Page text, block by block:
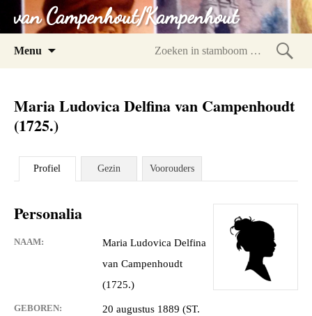
van Campenhout/Kampenhout
Menu
Maria Ludovica Delfina van Campenhoudt
(1725.)
Profiel Gezin Voorouders
Personalia
NAAM:
Maria Ludovica Delfina
van Campenhoudt
(1725.)
GEBOREN:
20 augustus 1889 (ST.